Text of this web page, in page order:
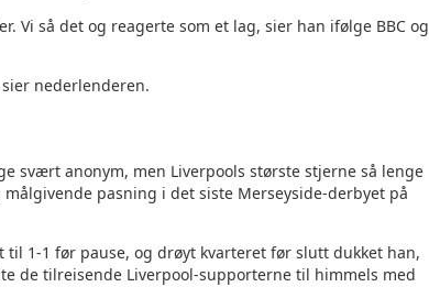
Vi så det og reagerte som et lag, sier han ifølge BBC og
nederlenderen.
svært anonym, men Liverpools største stjerne så lenge
pasning i det siste Merseyside-derbyet på
1-1 før pause, og drøyt kvarteret før slutt dukket han,
de tilreisende Liverpool-supporterne til himmels med